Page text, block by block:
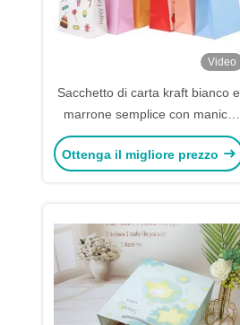
Video
Sacchetto di carta kraft bianco e
marrone semplice con manico
torto
Ottenga il migliore prezzo